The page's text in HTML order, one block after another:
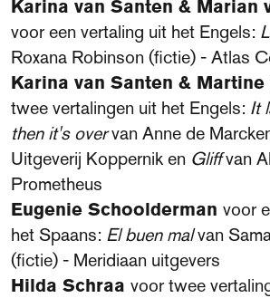
Karina van Santen & Marian
voor een vertaling uit het Engels:
Roxana Robinson (fictie) - Atlas
Karina van Santen & Martine
twee vertalingen uit het Engels: It
then it's overvan Anne de
Uitgeverij Koppernik en Gliffvan
Prometheus
Eugenie Schoolderman voor
het Spaans: El buen malvan
(fictie) - Meridiaan uitgevers
Hilda Schraa voor twee